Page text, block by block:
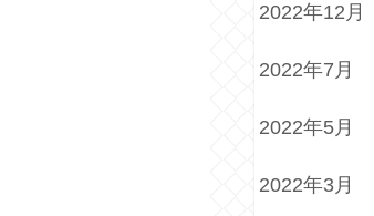
2022年12月
2022年7月
2022年5月
2022年3月